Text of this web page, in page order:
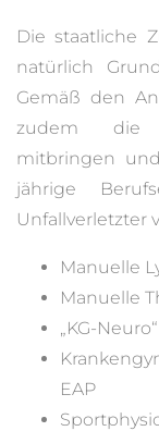
Die staatliche
natürlich
Gemäß den
zudem die
mitbringen
jährige
Unfallverletzter
Manuelle
Manuelle
„KG-
EAP